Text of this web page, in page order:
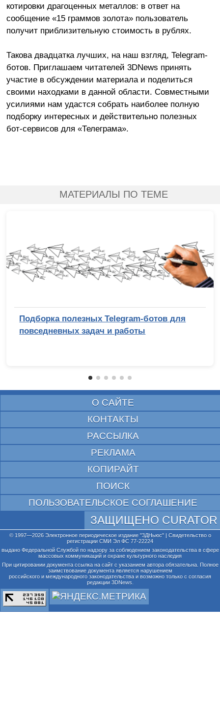
котировки драгоценных металлов: в ответ на
сообщение «15 граммов золота» пользователь
получит приблизительную стоимость в рублях.
Такова двадцатка лучших, на наш взгляд, Telegram-
ботов. Приглашаем читателей 3DNews принять
участие в обсуждении материала и поделиться
своими находками в данной области. Совместными
усилиями нам удастся собрать наиболее полную
подборку интересных и действительно полезных
бот-сервисов для «Телеграма».
МАТЕРИАЛЫ ПО ТЕМЕ
Подборка полезных Telegram-ботов для
повседневных задач и работы
О САЙТЕ
КОНТАКТЫ
РАССЫЛКА
РЕКЛАМА
КОПИРАЙТ
ПОИСК
ПОЛЬЗОВАТЕЛЬСКОЕ СОГЛАШЕНИЕ
ЗАЩИЩЕНО CURATOR
© 1997—2026 Электронное периодическое издание "3ДНьюс" | Свидетельство о
регистрации СМИ Эл ФС 77-22224
выдано Федеральной Службой по надзору за соблюдением законодательства в сфере
массовых коммуникаций и охране культурного наследия
При цитировании документа ссылка на сайт с указанием автора обязательна. Полное
заимствование документа является нарушением
российского и международного законодательства и возможно только с согласия
редакции 3DNews.